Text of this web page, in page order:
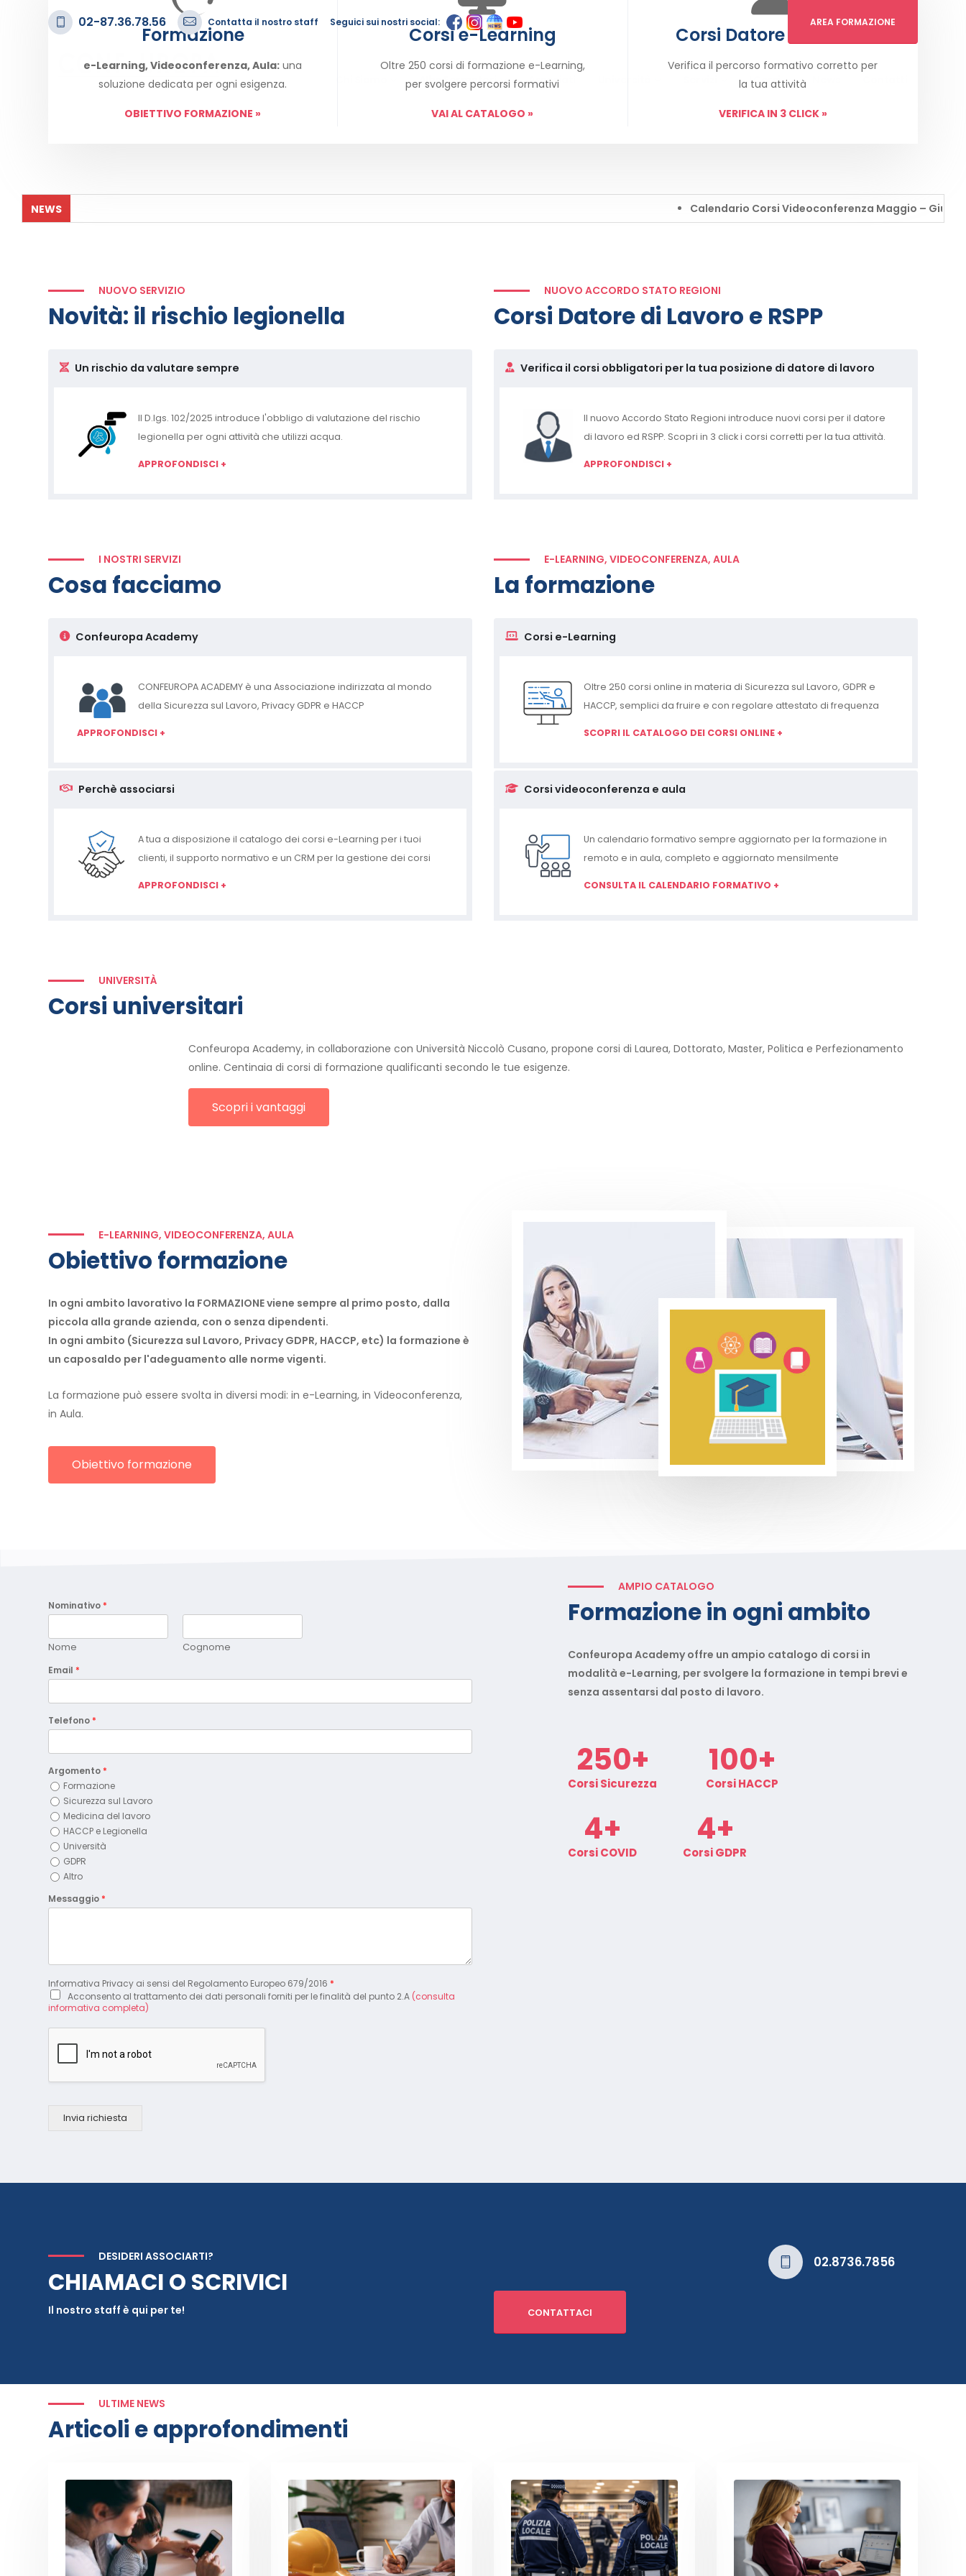
02-87.36.78.56 Contatta il nostro staff Seguici sui nostri social: AREA FORMAZIONE
Albo Formatori Associati I Corsi
Formazione
e-Learning, Videoconferenza, Aula: una
soluzione dedicata per ogni esigenza.
OBIETTIVO FORMAZIONE »
Corsi e-Learning
Oltre 250 corsi di formazione e-Learning,
per svolgere percorsi formativi
VAI AL CATALOGO »
Corsi Datore di Lavoro
Verifica il percorso formativo corretto per
la tua attività
VERIFICA IN 3 CLICK»
NEWS Calendario Corsi Videoconferenza Maggio – Giugno 2026
NUOVO SERVIZIO
Novità: il rischio legionella
Un rischio da valutare sempre
Il D.lgs. 102/2025 introduce l'obbligo di valutazione del rischio
legionella per ogni attività che utilizzi acqua.
APPROFONDISCI +
NUOVO ACCORDO STATO REGIONI
Corsi Datore di Lavoro e RSPP
Verifica il corsi obbligatori per la tua posizione di datore di lavoro
Il nuovo Accordo Stato Regioni introduce nuovi corsi per il datore
di lavoro ed RSPP. Scopri in 3 click i corsi corretti per la tua attività.
APPROFONDISCI +
I NOSTRI SERVIZI
Cosa facciamo
Confeuropa Academy
CONFEUROPA ACADEMY è una Associazione indirizzata al mondo
della Sicurezza sul Lavoro, Privacy GDPR e HACCP
APPROFONDISCI +
Perchè associarsi
A tua a disposizione il catalogo dei corsi e-Learning per i tuoi
clienti, il supporto normativo e un CRM per la gestione dei corsi
APPROFONDISCI +
E-LEARNING, VIDEOCONFERENZA, AULA
La formazione
Corsi e-Learning
Oltre 250 corsi online in materia di Sicurezza sul Lavoro, GDPR e
HACCP, semplici da fruire e con regolare attestato di frequenza
SCOPRI IL CATALOGO DEI CORSI ONLINE +
Corsi videoconferenza e aula
Un calendario formativo sempre aggiornato per la formazione in
remoto e in aula, completo e aggiornato mensilmente
CONSULTA IL CALENDARIO FORMATIVO +
UNIVERSITÀ
Corsi universitari
Confeuropa Academy, in collaborazione con Università Niccolò Cusano, propone corsi di Laurea, Dottorato, Master, Politica e Perfezionamento
online. Centinaia di corsi di formazione qualificanti secondo le tue esigenze.
Scopri i vantaggi
E-LEARNING, VIDEOCONFERENZA, AULA
Obiettivo formazione
In ogni ambito lavorativo la FORMAZIONE viene sempre al primo posto, dalla
piccola alla grande azienda, con o senza dipendenti.
In ogni ambito (Sicurezza sul Lavoro, Privacy GDPR, HACCP, etc) la formazione è
un caposaldo per l'adeguamento alle norme vigenti.
La formazione può essere svolta in diversi modi: in e-Learning, in Videoconferenza,
in Aula.
Obiettivo formazione
Nominativo *
Nome Cognome
Email *
Telefono *
Argomento *
Formazione
Sicurezza sul Lavoro
Medicina del lavoro
HACCP e Legionella
Università
GDPR
Altro
Messaggio *
Informativa Privacy ai sensi del Regolamento Europeo 679/2016 *
Acconsento al trattamento dei dati personali forniti per le finalità del punto 2.A (consulta
informativa completa)
Invia richiesta
AMPIO CATALOGO
Formazione in ogni ambito
Confeuropa Academy offre un ampio catalogo di corsi in
modalità e-Learning, per svolgere la formazione in tempi brevi e
senza assentarsi dal posto di lavoro.
250+
Corsi Sicurezza
100+
Corsi HACCP
4+
Corsi COVID
4+
Corsi GDPR
DESIDERI ASSOCIARTI?
CHIAMACI O SCRIVICI
Il nostro staff è qui per te!
02.8736.7856
CONTATTACI
ULTIME NEWS
Articoli e approfondimenti